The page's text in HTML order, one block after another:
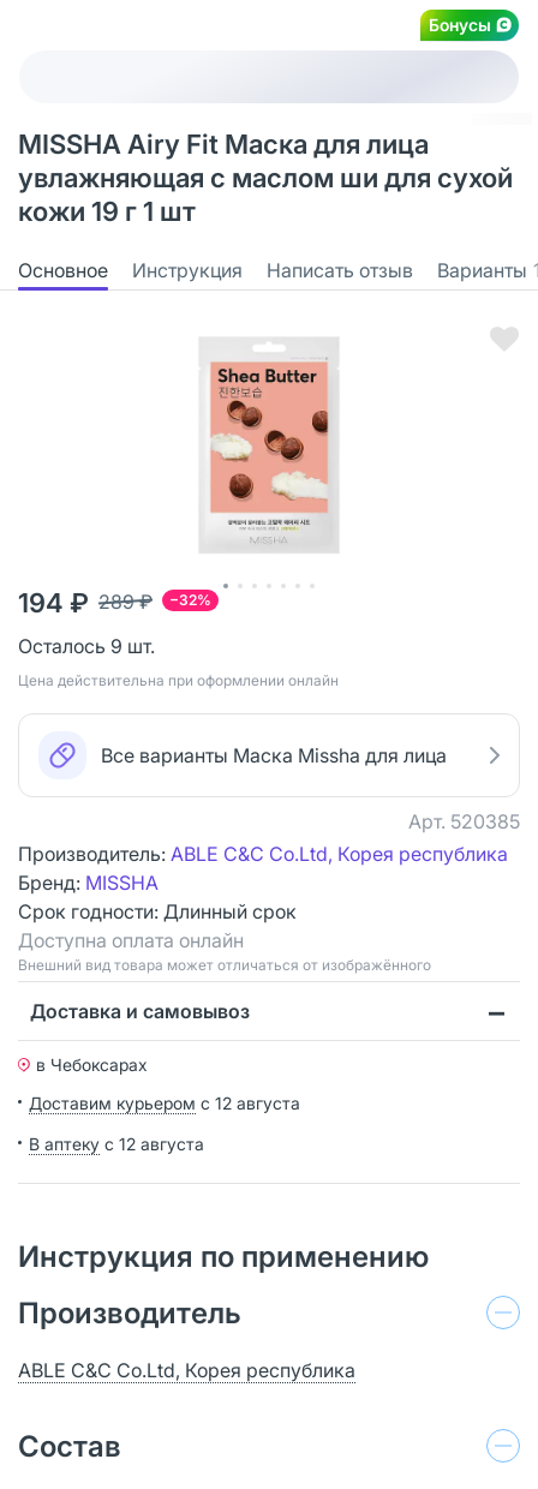
Бонусы
MISSHA Airy Fit Маска для лица
увлажняющая с маслом ши для сухой
кожи 19 г 1 шт
Основное Инструкция Написать отзыв Варианты
−32%
289 ₽
194 ₽
Осталось 9 шт.
Цена действительна при оформлении онлайн
Все варианты Маска Missha для лица
Арт. 520385
Производитель: ABLE C&C Co.Ltd, Корея республика
Бренд: MISSHA
Срок годности: Длинный срок
Доступна оплата онлайн
Bнешний вид товара может отличаться от изображённого
Доставка и самовывоз
в Чебоксарах
Доставим курьером с 12 августа
В аптеку с 12 августа
Инструкция по применению
Производитель
ABLE C&C Co.Ltd, Корея республика
Состав